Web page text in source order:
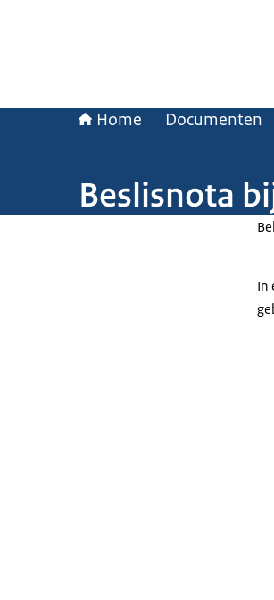
Home Documenten
Beslisnota
In